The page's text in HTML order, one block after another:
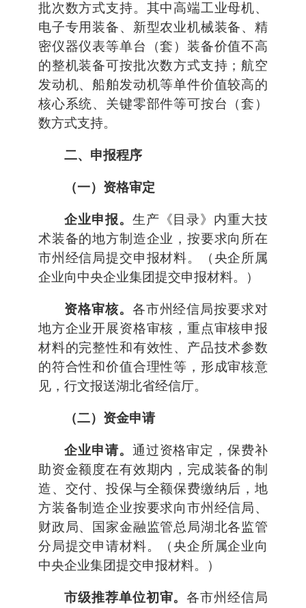
批次数方式支持。其中高端工业母机、
电子专用装备、新型农业机械装备、精
密仪器仪表等单台（套）装备价值不高
的整机装备可按批次数方式支持；航空
发动机、船舶发动机等单件价值较高的
核心系统、关键零部件等可按台（套）
数方式支持。
二、申报程序
（一）资格审定
企业申报。 生产《目录》内重大技
术装备的地方制造企业，按要求向所在
市州经信局提交申报材料。（央企所属
企业向中央企业集团提交申报材料。）
资格审核。 各市州经信局按要求对
地方企业开展资格审核，重点审核申报
材料的完整性和有效性、产品技术参数
的符合性和价值合理性等，形成审核意
见，行文报送湖北省经信厅。
（二）资金申请
企业申请。 通过资格审定，保费补
助资金额度在有效期内，完成装备的制
造、交付、投保与全额保费缴纳后，地
方装备制造企业按要求向市州经信局、
财政局、国家金融监管总局湖北各监管
分局提交申请材料。（央企所属企业向
中央企业集团提交申报材料。）
市级推荐单位初审。各市州经信局